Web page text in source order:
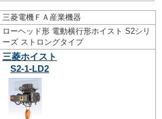
三菱電機ＦＡ産業機器
ローヘッド形 電動横行形ホイスト S2シリ
ーズ ストロングタイプ
三菱ホイスト
S2-1-LD2